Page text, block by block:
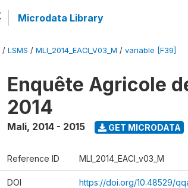
Microdata Library
/ LSMS / MLI_2014_EACI_V03_M / variable [F39]
Enquête Agricole
2014
Mali, 2014 - 2015 GET MICRODATA
Reference ID MLI_2014_EACI_v03_M
DOI https://doi.org/10.48529/